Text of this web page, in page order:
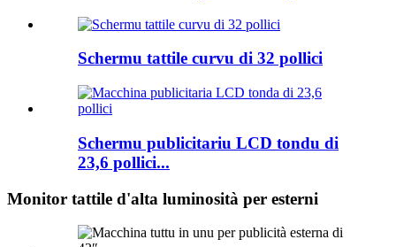
Schermu tattile curvu di 32 pollici
Schermu publicitariu LCD tondu di
23,6 pollici...
Monitor tattile d'alta luminosità per esterni